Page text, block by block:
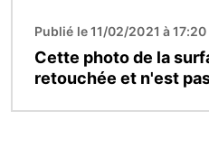
Publié le 11/02/2021 à 17:20
Cette photo de la
retouchée et n'est